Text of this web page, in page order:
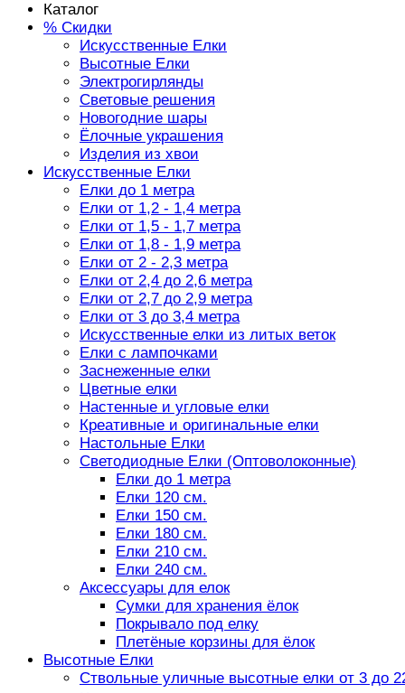
Каталог
% Скидки
Искусственные Елки
Высотные Елки
Электрогирлянды
Световые решения
Новогодние шары
Ёлочные украшения
Изделия из хвои
Искусственные Елки
Елки до 1 метра
Елки от 1,2 - 1,4 метра
Елки от 1,5 - 1,7 метра
Елки от 1,8 - 1,9 метра
Елки от 2 - 2,3 метра
Елки от 2,4 до 2,6 метра
Елки от 2,7 до 2,9 метра
Елки от 3 до 3,4 метра
Искусственные елки из литых веток
Елки с лампочками
Заснеженные елки
Цветные елки
Настенные и угловые елки
Креативные и оригинальные елки
Настольные Елки
Светодиодные Елки (Оптоволоконные)
Елки до 1 метра
Елки 120 см.
Елки 150 см.
Елки 180 см.
Елки 210 см.
Елки 240 см.
Аксессуары для елок
Сумки для хранения ёлок
Покрывало под елку
Плетёные корзины для ёлок
Высотные Елки
Ствольные уличные высотные елки от 3 до